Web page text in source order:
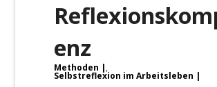
Über uns
Newsletter
Kontakt
enz
Methoden ,
Selbstreflexion im Arbeitsleben